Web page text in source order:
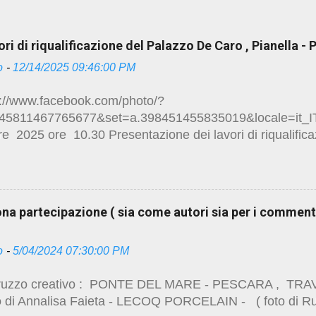
di riqualificazione del Palazzo De Caro , Pianella -
- 12/14/2025 09:46:00 PM
www.facebook.com/photo/?
2025 ore 10.30 Presentazione dei lavori di
targhe storiche Brindisi di auguri Piazza della
de-caro-marzo-2025.html
partecipazione ( sia come autori sia per i
- 5/04/2024 07:30:00 PM
creativo : PONTE DEL MARE - PESCARA ,
di Annalisa Faieta - LECOQ PORCELAIN - ( foto di